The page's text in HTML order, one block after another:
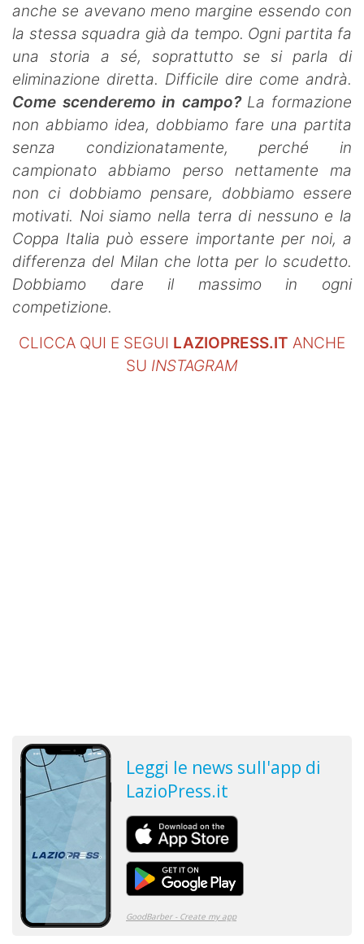
anche se avevano meno margine essendo con
la stessa squadra già da tempo. Ogni partita fa
una storia a sé, soprattutto se si parla di
eliminazione diretta. Difficile dire come andrà.
Come scenderemo in campo?La formazione
non abbiamo idea, dobbiamo fare una partita
senza condizionatamente, perché in
campionato abbiamo perso nettamente ma
non ci dobbiamo pensare, dobbiamo essere
motivati. Noi siamo nella terra di nessuno e la
Coppa Italia può essere importante per noi, a
differenza del Milan che lotta per lo scudetto.
Dobbiamo dare il massimo in ogni
competizione.
CLICCA QUI E SEGUI LAZIOPRESS.IT ANCHE
SU INSTAGRAM